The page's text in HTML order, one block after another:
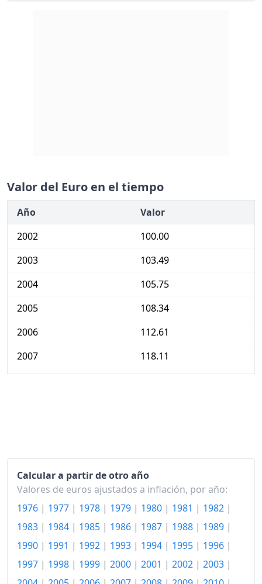
Valor del Euro en el tiempo
Año
Valor
2002
100.00
2003
103.49
2004
105.75
2005
108.34
2006
112.61
2007
118.11
2012
121.32
2014
122.18
2015
121.77
2016
121.80
Calcular a partir de otro año
Valores de euros ajustados a inflación, por año:
1976 | 1977 | 1978 | 1979 | 1980 | 1981 | 1982 |
1983 | 1984 | 1985 | 1986 | 1987 | 1988 | 1989 |
1990 | 1991 | 1992 | 1993 | 1994 | 1995 | 1996 |
1997 | 1998 | 1999 | 2000 | 2001 | 2002 | 2003 |